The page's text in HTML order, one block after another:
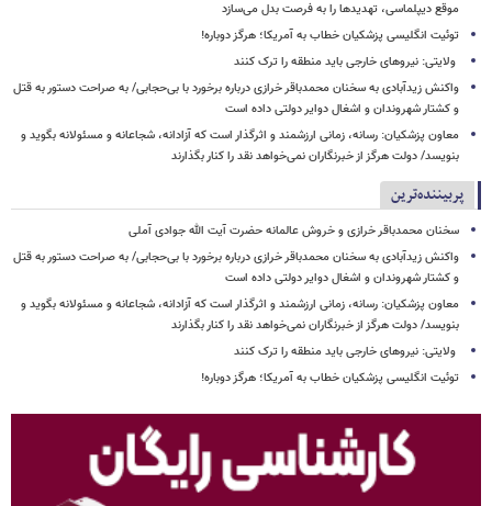
موقع دیپلماسی، تهدیدها را به فرصت بدل می‌سازد
توئیت انگلیسی پزشکیان خطاب به آمریکا؛ هرگز دوباره!
ولایتی: نیروهای خارجی باید منطقه را ترک کنند
واکنش زیدآبادی به سخنان محمدباقر خرازی درباره برخورد با بی‌حجابی/ به صراحت دستور به قتل
و کشتار شهروندان و اشغال دوایر دولتی داده است
معاون پزشکیان: رسانه، زمانی ارزشمند و اثرگذار است که آزادانه، شجاعانه و مسئولانه بگوید و
بنویسد/ دولت هرگز از خبرنگاران نمی‌خواهد نقد را کنار بگذارند
پربیننده‌ترین
سخنان محمدباقر خرازی و خروش عالمانه حضرت آیت الله جوادی آملی
واکنش زیدآبادی به سخنان محمدباقر خرازی درباره برخورد با بی‌حجابی/ به صراحت دستور به قتل
و کشتار شهروندان و اشغال دوایر دولتی داده است
معاون پزشکیان: رسانه، زمانی ارزشمند و اثرگذار است که آزادانه، شجاعانه و مسئولانه بگوید و
بنویسد/ دولت هرگز از خبرنگاران نمی‌خواهد نقد را کنار بگذارند
ولایتی: نیروهای خارجی باید منطقه را ترک کنند
توئیت انگلیسی پزشکیان خطاب به آمریکا؛ هرگز دوباره!